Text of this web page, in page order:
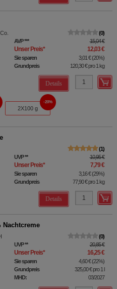
0
AVP*** 15,04 €
Unser Preis* 12,03 €
Sie sparen 3,01 €(20%)
Grundpreis
120,30 €pro 1 kg
Details
2X100 g
20%
1
UVP** 10,95 €
Unser Preis* 7,79 €
Sie sparen 3,16 €(29%)
Grundpreis
77,90 €pro 1 kg
Details
Nachtcreme
0
UVP** 20,85 €
Unser Preis* 16,25 €
Sie sparen 4,60 €(22%)
Grundpreis
325,00 €pro 1 l
MHD:
03/2027